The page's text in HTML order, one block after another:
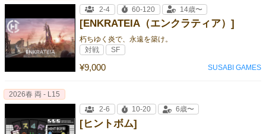
[ENKRATEIA（エンクラティア）]
朽ちゆく炎で、永遠を築け。
¥9,000
2-4
60-120 14歳〜
対戦 SF
SUSABI GAMES
[ヒントボム]
2026春 両 - L15
2-6
10-20 6歳〜